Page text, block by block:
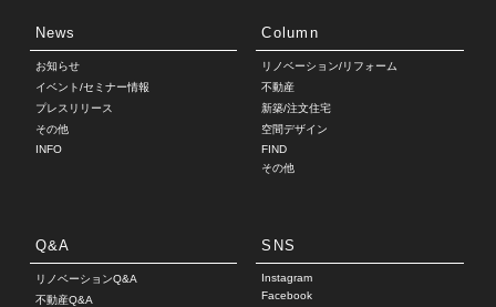
News
お知らせ
イベント/セミナー情報
プレスリリース
その他
INFO
Column
リノベーション/リフォーム
不動産
新築/注文住宅
空間デザイン
FIND
その他
Q&A
リノベーションQ&A
不動産Q&A
SNS
Instagram
Facebook